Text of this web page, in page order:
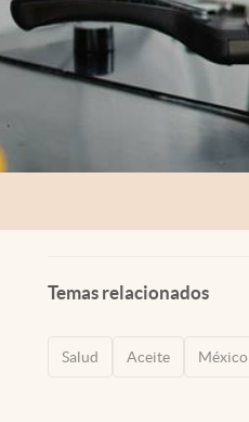
Temas relacionados
Salud Aceite México